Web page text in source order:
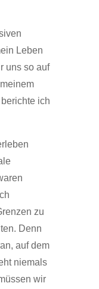
Leben
uns so auf
berichte ich
zu
Denn
auf dem
niemals
wir